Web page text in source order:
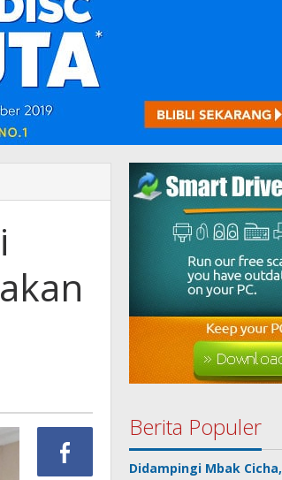
Berita Populer
Didampingi Mbak Cicha,